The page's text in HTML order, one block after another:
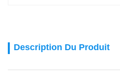
Description Du Produit